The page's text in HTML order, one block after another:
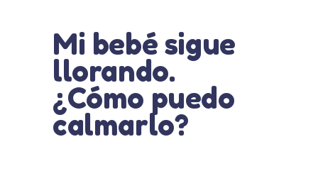
Mi bebé sigue
llorando.
¿Cómo puedo
calmarlo?